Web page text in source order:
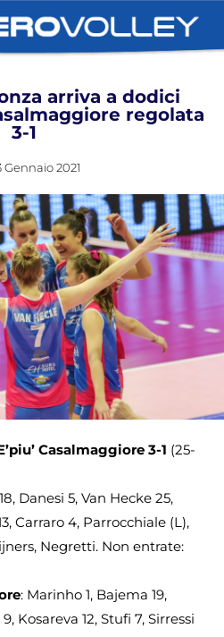
arriva a dodici
regolata
3-1
Gennaio 2021
Casalmaggiore 3-1 (25-
Danesi 5, Van Hecke 25,
Carraro 4, Parrocchiale (L),
Negretti. Non entrate:
: Marinho 1, Bajema 19,
Kosareva 12, Stufi 7, Sirressi